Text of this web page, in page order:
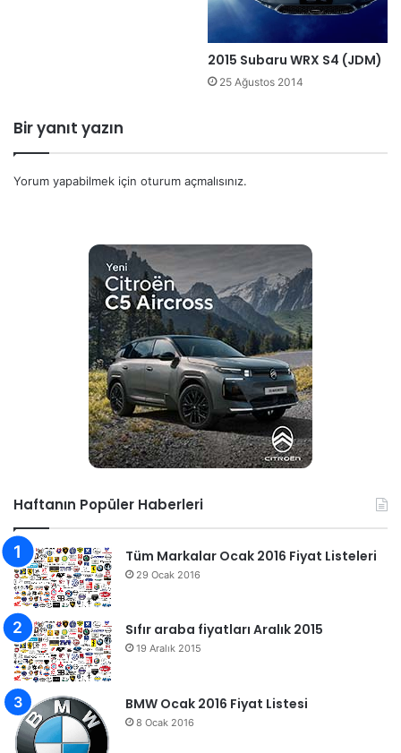
2015 Subaru WRX S4 (JDM)
25 Ağustos 2014
Bir yanıt yazın
Yorum yapabilmek için oturum açmalısınız.
Haftanın Popüler Haberleri
Tüm Markalar Ocak 2016 Fiyat Listeleri
29 Ocak 2016
Sıfır araba fiyatları Aralık 2015
19 Aralık 2015
BMW Ocak 2016 Fiyat Listesi
8 Ocak 2016